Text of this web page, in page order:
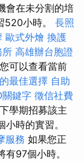
會在未分割的培
520小時。 長照
歐式外燴 換護
所 高雄辦台胞證
可以查看當前
最佳選擇 自助
關鍵字 徵信社費
學期招募該主
時的實習。
服務 如果您正
97個小時。